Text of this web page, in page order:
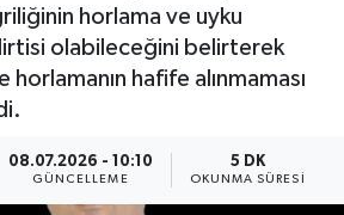
horlama ve uyku
olabileceğini belirterek
horlamanın hafife alınmaması
08.07.2026 - 10:10
GÜNCELLEME
5 DK
OKUNMA SÜRESI